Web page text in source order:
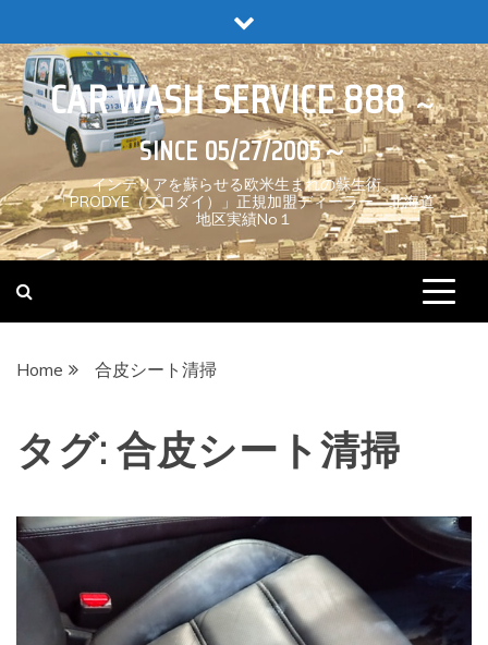
to
contentCAR WASH SERVICE 888
インテリアを蘇らせる欧米生まれの蘇生術。
「PRODYE（プロダイ）」正規加盟ディーラー 北海道
地区実績No１
Home 合皮シート清掃
タグ:合皮シート清掃